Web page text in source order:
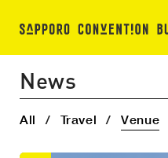
News
All Travel Venue